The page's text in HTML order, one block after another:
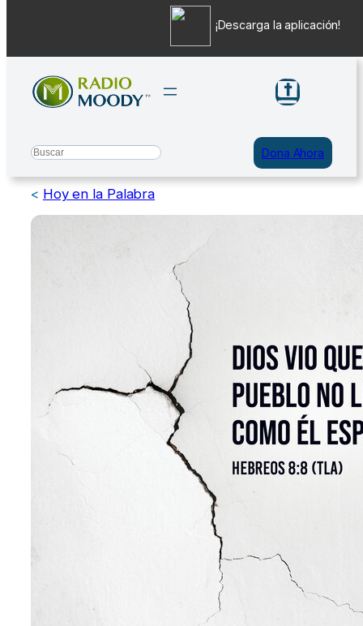
contenido
Search Dona Ahora
< Hoy en la Palabra
¡Descarga la aplicación!